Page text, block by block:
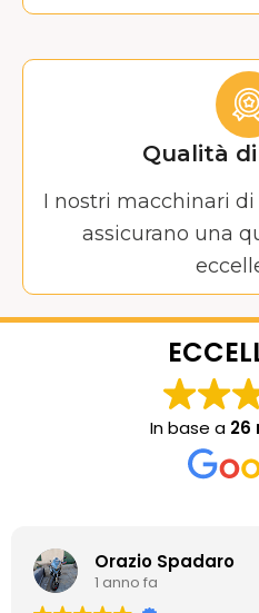
Qualità
I nostri macchinari
assicurano una
In base a 26
Orazio Spadaro
1 anno fa